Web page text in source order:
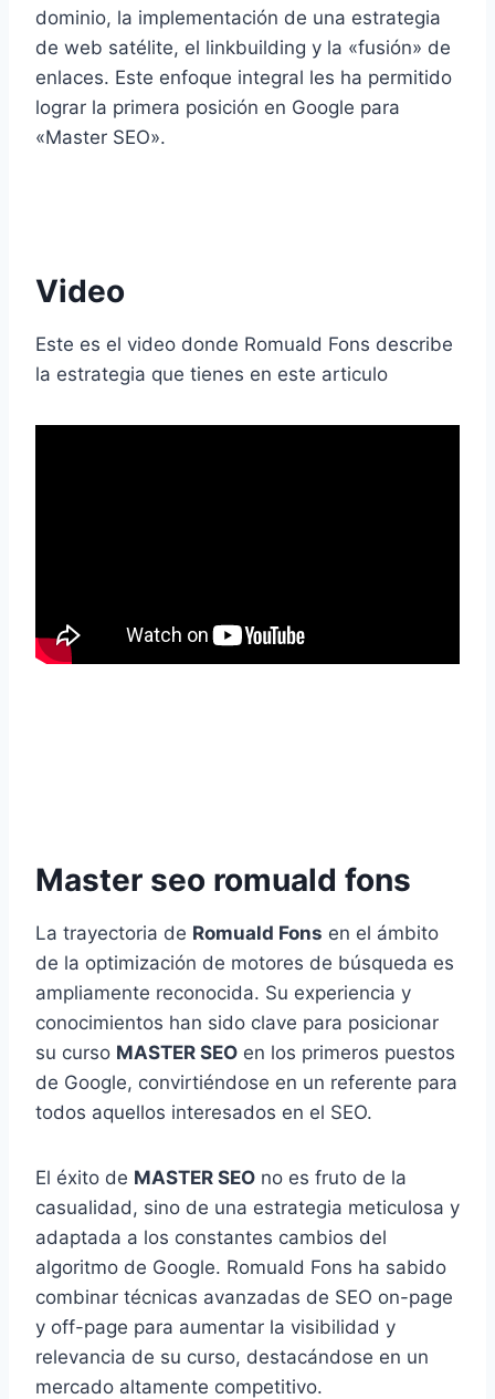
dominio, la implementación de una estrategia
de web satélite, el linkbuilding y la «fusión» de
enlaces. Este enfoque integral les ha permitido
lograr la primera posición en Google para
«Master SEO».
Video
Este es el video donde Romuald Fons describe
la estrategia que tienes en este articulo
Master seo romuald fons
La trayectoria de Romuald Fons en el ámbito
de la optimización de motores de búsqueda es
ampliamente reconocida. Su experiencia y
conocimientos han sido clave para posicionar
su curso MASTER SEO en los primeros puestos
de Google, convirtiéndose en un referente para
todos aquellos interesados en el SEO.
El éxito de MASTER SEO no es fruto de la
casualidad, sino de una estrategia meticulosa y
adaptada a los constantes cambios del
algoritmo de Google. Romuald Fons ha sabido
combinar técnicas avanzadas de SEO on-page
y off-page para aumentar la visibilidad y
relevancia de su curso, destacándose en un
mercado altamente competitivo.